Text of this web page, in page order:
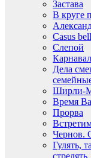
Застава
В круге
Casus
Слепой
Дела
Ширли-
Время
Прорва
Чернов.
Гулять,